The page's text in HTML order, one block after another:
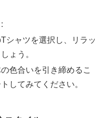
:
シャツを選択し、リラッ
ょう。
色合いを引き締めるこ
してみてください。